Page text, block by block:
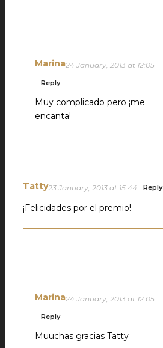
Marina24 January, 2013 at 12:05
Reply
Muy complicado pero ¡me
encanta!
Tatty23 January, 2013 at 15:44 Reply
¡Felicidades por el premio!
Marina24 January, 2013 at 12:05
Reply
Muuchas gracias Tatty